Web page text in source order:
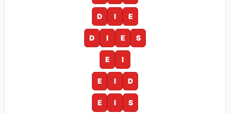
D I E
D I E S
E I
E I D
E I S